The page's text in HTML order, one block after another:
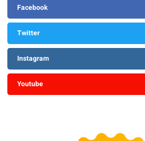
Facebook
Twitter
Instagram
Youtube